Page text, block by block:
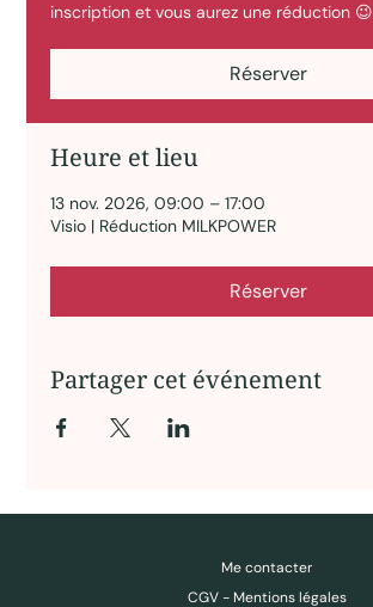
inscription et vous aurez une réduction 😉
Réserver
Heure et lieu
13 nov. 2026, 09:00 – 17:00
Visio | Réduction MILKPOWER
Réserver
Partager cet événement
Me contacter
CGV - Mentions légales